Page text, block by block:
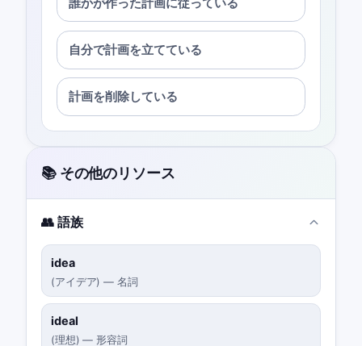
自分で計画を立てている
計画を削除している
📚 その他のリソース
👥 語族
idea
(アイデア) — 名詞
ideal
(理想) —形容詞